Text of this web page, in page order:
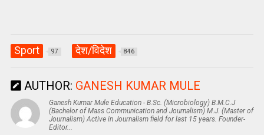
Sport 97 देश/विदेश 846
AUTHOR: GANESH KUMAR MULE
Ganesh Kumar Mule Education - B.Sc. (Microbiology) B.M.C.J
(Bachelor of Mass Communication and Journalism) M.J. (Master of
Journalism) Active in Journalism field for last 15 years. Founder-
Editor...